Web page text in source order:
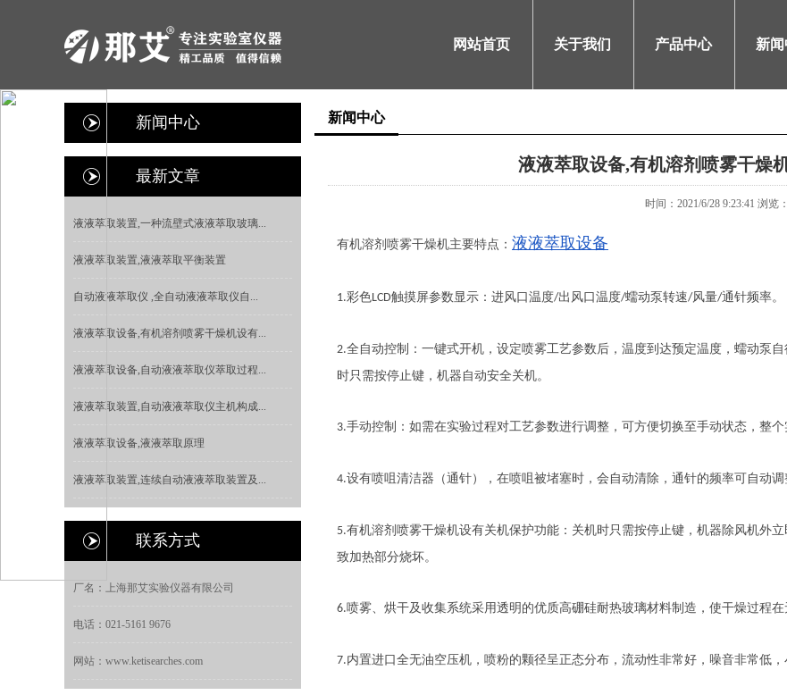
网站首页 关于我们 产品中心 新
新闻中心
最新文章
液液萃取装置,一种流壁式液液萃取玻璃...
液液萃取装置,液液萃取平衡装置
自动液液萃取仪 ,全自动液液萃取仪自...
液液萃取设备,有机溶剂喷雾干燥机设有...
液液萃取设备,自动液液萃取仪萃取过程...
液液萃取装置,自动液液萃取仪主机构成...
液液萃取设备,液液萃取原理
液液萃取装置,连续自动液液萃取装置及...
联系方式
厂名：上海那艾实验仪器有限公司
电话：021-5161 9676
网站：www.ketisearches.com
新闻中心
液液萃取设备,有机溶剂喷雾干燥
时间：2021/6/28 9:23:41 浏览：
有机溶剂喷雾干燥机主要特点： 液液萃取设备
1.彩色LCD触摸屏参数显示：进风口温度/出风口温度/蠕动泵转速/风量/通针频率。
2.全自动控制：一键式开机，设定喷雾工艺参数后，温度到达预定温度，蠕动泵
时只需按停止键，机器自动安全关机。
3.手动控制：如需在实验过程对工艺参数进行调整，可方便切换至手动状态，整个
4.设有喷咀清洁器（通针），在喷咀被堵塞时，会自动清除，通针的频率可自动调
5.有机溶剂喷雾干燥机设有关机保护功能：关机时只需按停止键，机器除风机外
致加热部分烧坏。
6.喷雾、烘干及收集系统采用透明的优质高硼硅耐热玻璃材料制造，使干燥过程在
7.内置进口全无油空压机，喷粉的颗径呈正态分布，流动性非常好，噪音非常低，